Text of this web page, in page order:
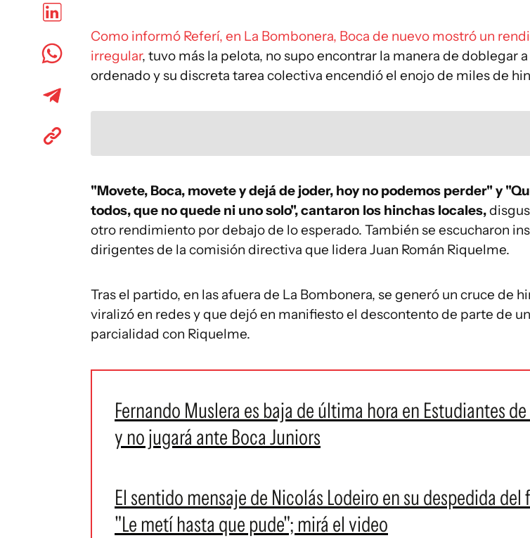
Como informó Referí, en La Bombonera, Boca de nuevo mostró un
irregular, tuvo más la pelota, no supo encontrar la manera de doblegar a
ordenado y su discreta tarea colectiva encendió el enojo de miles de
"Movete, Boca, movete y dejá de joder, hoy no podemos perder" y
todos, que no quede ni uno solo", cantaron los hinchas locales,
otro rendimiento por debajo de lo esperado. También se escucharon
dirigentes de la comisión directiva que lidera Juan Román Riquelme.
Tras el partido, en las afuera de La Bombonera, se generó un cruce de
viralizó en redes y que dejó en manifiesto el descontento de parte de
parcialidad con Riquelme.
Fernando Muslera es baja de última hora en Estudiantes de
y no jugará ante Boca Juniors
El sentido mensaje de Nicolás Lodeiro en su despedida
"Le metí hasta que pude"; mirá el video